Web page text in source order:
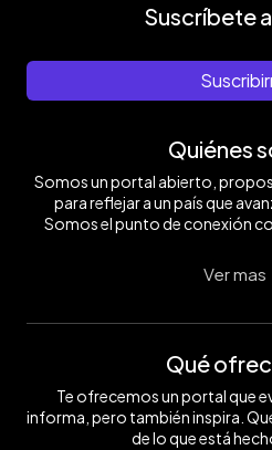
Suscríbete
Quiénes
Somos un portal abierto,
para reflejar a un país que
Somos el punto de conexión
Ver mas
Qué
Te ofrecemos un portal que
informa, pero también inspira.
de lo que está